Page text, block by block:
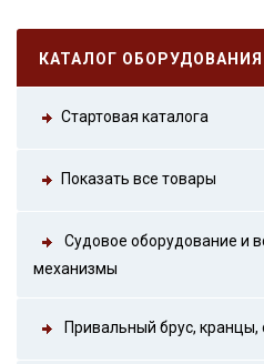
КАТАЛОГ ОБОРУДОВАНИЯ
Стартовая каталога
Показать все товары
Судовое оборудование и
механизмы
Привальный брус, кранцы,